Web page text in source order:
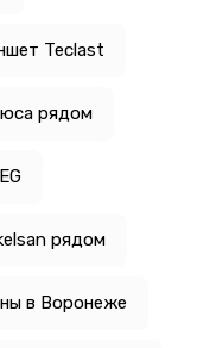
Teclast
рядом
рядом
в Воронеже